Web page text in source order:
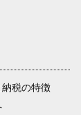
税の特徴